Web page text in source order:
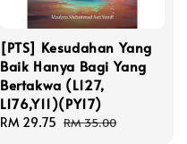
[PTS] Kesudahan Yang
Baik Hanya Bagi Yang
Bertakwa (L127,
L176,Y11)(PY17)
Sale
RM 29.75 Regular
RM 35.00